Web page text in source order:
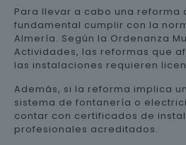
Para llevar a cabo una reforma
fundamental cumplir con la
Almería. Según la Ordenanza
Actividades, las reformas que
las instalaciones requieren
Además, si la reforma implica
sistema de fontanería o
contar con certificados de
profesionales acreditados.